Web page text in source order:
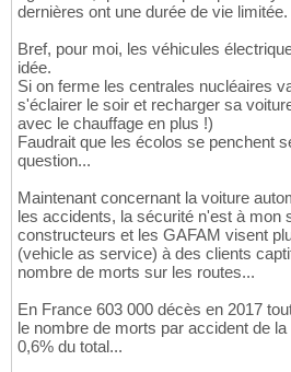
dernières ont une durée de vie limitée.
Bref, pour moi, les véhicules
idée.
Si on ferme les centrales nucléaires
s'éclairer le soir et recharger sa
avec le chauffage en plus !)
Faudrait que les écolos se penchent
question...
Maintenant concernant la voiture
les accidents, la sécurité n'est à mon
constructeurs et les GAFAM visent
(vehicle as service) à des clients
nombre de morts sur les routes...
En France 603 000 décès en 2017
le nombre de morts par accident de
0,6% du total...